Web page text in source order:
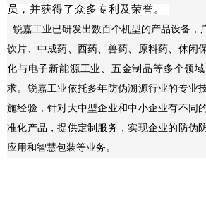
员，并获得了众多专利及荣誉。
锐嘉工业已研发出数百个机型的产品设备，
饮片、中成药、西药、兽药、原料药、休闲
化与电子新能源工业、五金制品等多个领
求。锐嘉工业依托多年防伪溯源行业的专业
施经验，针对大中型企业和中小企业有不同
准化产品，提供定制服务，实现企业的防伪
应用和智慧包装等业务。